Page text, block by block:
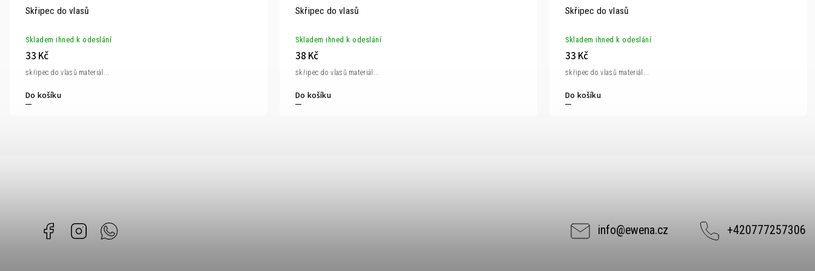
Skřipec do vlasů
Skladem ihned k odeslání
33 Kč
Do košíku
skřipec do vlasů materiál...
Skřipec do vlasů
Skladem ihned k odeslání
38 Kč
Do košíku
skřipec do vlasů materiál...
Skřipec do vlasů
Skladem ihned k odeslání
33 Kč
Do košíku
skřipec do vlasů materiál...
Facebook Instagram info@ewena.cz +420777257306